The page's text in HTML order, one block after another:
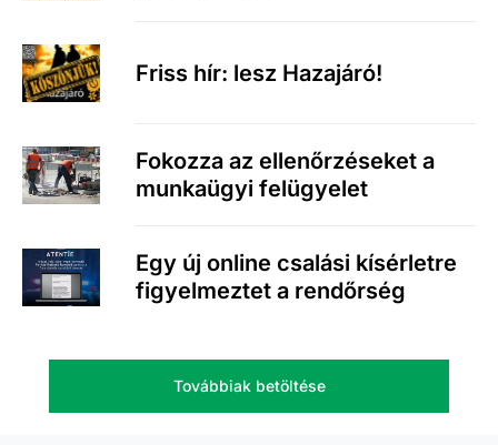
Friss hír: lesz Hazajáró!
Fokozza az ellenőrzéseket a
munkaügyi felügyelet
Egy új online csalási kísérletre
figyelmeztet a rendőrség
Továbbiak betöltése